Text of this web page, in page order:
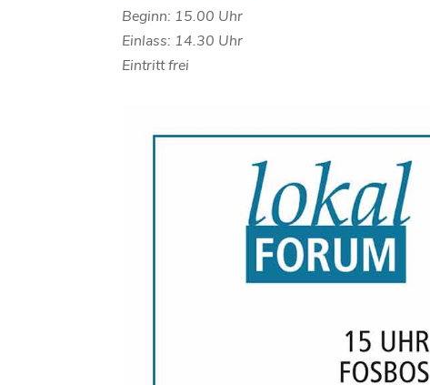
Beginn: 15.00 Uhr
Einlass: 14.30 Uhr
Eintritt frei